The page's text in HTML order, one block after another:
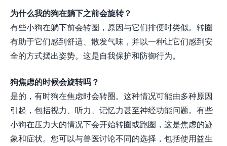
为什么我的狗在躺下之前会旋转？
有些小狗在躺下前会转圈，原因与它们排便时类似。转圈
有助于它们感到舒适、散发气味，并以一种让它们感到安
全的方式摆出姿势。这是自我保护和防御行为。
狗焦虑的时候会旋转吗？
是的，有时狗在焦虑时会转圈。这种情况可能由多种原因
引起，包括视力、听力、记忆力甚至神经功能问题。有些
小狗在压力大的情况下会开始转圈或跑圈，这是焦虑的迹
象和症状。您可以与兽医讨论不同的选择，包括使用益生